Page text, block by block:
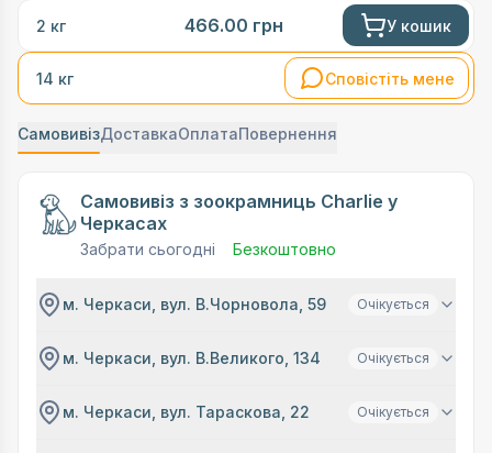
2 кг 466.00 грн У кошик
14 кг Сповістіть мене
СамовивізДоставкаОплатаПовернення
Самовивіз з зоокрамниць Charlie у
Черкасах
Забрати сьогодні Безкоштовно
м. Черкаси, вул. В.Чорновола, 59 Очікується
м. Черкаси, вул. В.Великого, 134 Очікується
м. Черкаси, вул. Тараскова, 22 Очікується